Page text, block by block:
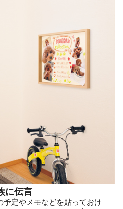
に伝言
定やメモなどを貼っておけ